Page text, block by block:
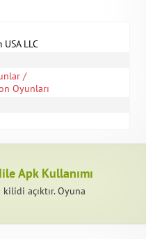
LLC
/
Oyunları
Apk Kullanımı
açıktır. Oyuna